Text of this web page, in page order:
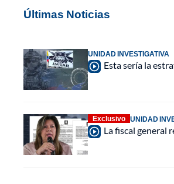
Últimas Noticias
UNIDAD INVESTIGATIVA
Esta sería la
Exclusivo UNIDAD
La fiscal general